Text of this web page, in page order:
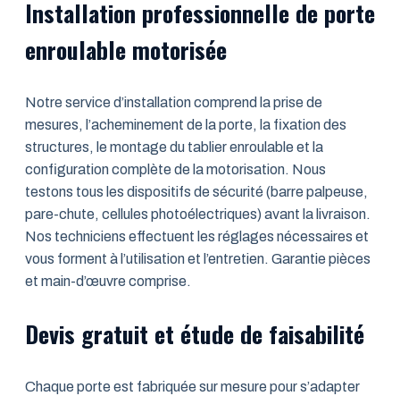
Installation professionnelle de porte
enroulable motorisée
Notre service d’installation comprend la prise de
mesures, l’acheminement de la porte, la fixation des
structures, le montage du tablier enroulable et la
configuration complète de la motorisation. Nous
testons tous les dispositifs de sécurité (barre palpeuse,
pare-chute, cellules photoélectriques) avant la livraison.
Nos techniciens effectuent les réglages nécessaires et
vous forment à l’utilisation et l’entretien. Garantie pièces
et main-d’œuvre comprise.
Devis gratuit et étude de faisabilité
Chaque porte est fabriquée sur mesure pour s’adapter